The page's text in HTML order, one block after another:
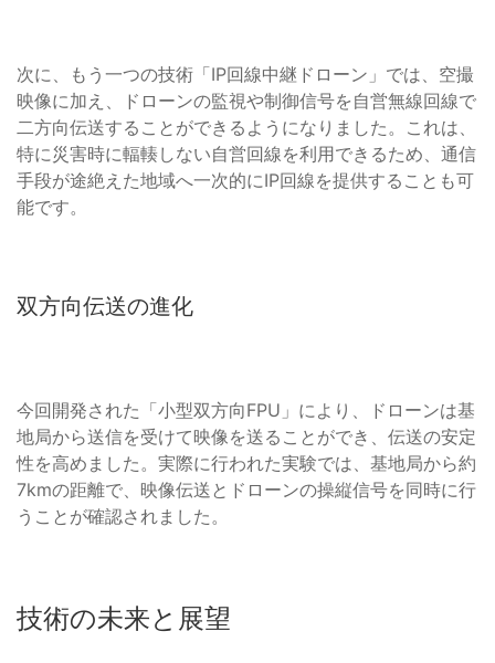
次に、もう一つの技術「IP回線中継ドローン」では、空撮
映像に加え、ドローンの監視や制御信号を自営無線回線で
二方向伝送することができるようになりました。これは、
特に災害時に輻輳しない自営回線を利用できるため、通信
手段が途絶えた地域へ一次的にIP回線を提供することも可
能です。
双方向伝送の進化
今回開発された「小型双方向FPU」により、ドローンは基
地局から送信を受けて映像を送ることができ、伝送の安定
性を高めました。実際に行われた実験では、基地局から約
7kmの距離で、映像伝送とドローンの操縦信号を同時に行
うことが確認されました。
技術の未来と展望